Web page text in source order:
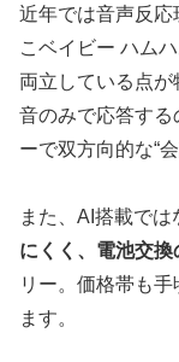
近年では音声反応
こベイビー ハム
両立している点
音のみで応答する
ーで双方向的な“
また、AI搭載では
にくく、電池交
リー。価格帯も
ます。